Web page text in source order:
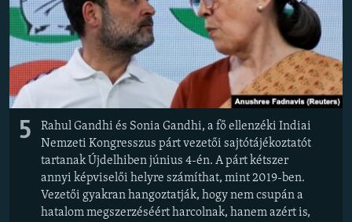
VILÁG
KLÍMAVÁLTOZÁS
A MÚLT TANULSÁGAI
KÖVESSEN MINKET!
Valamennyi RFE/RL weboldal
5
Rahul Gandhi és Sonia Gandhi, a fő ellenzéki Indiai
Nemzeti Kongresszus párt vezetői sajtótájékoztatót
tartanak Újdelhiben június 4-én. A párt kétszer
annyi képviselői helyre számíthat, mint 2019-ben.
Vezetői gyakran hangoztatják, hogy nem csupán a
hatalom megszerzéséért harcolnak, hanem azért is,